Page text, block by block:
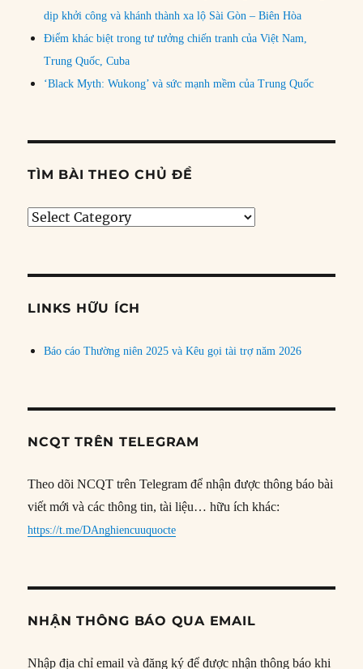
dịp khởi công và khánh thành xa lộ Sài Gòn – Biên Hòa
Điểm khác biệt trong tư tưởng chiến tranh của Việt Nam,
Trung Quốc, Cuba
‘Black Myth: Wukong’ và sức mạnh mềm của Trung Quốc
TÌM BÀI THEO CHỦ ĐỀ
Tìm
đề
LINKS HỮU ÍCH
Báo cáo Thường niên 2025 và Kêu gọi tài trợ năm 2026
NCQT TRÊN TELEGRAM
Theo dõi NCQT trên Telegram để nhận được thông báo bài
viết mới và các thông tin, tài liệu… hữu ích khác:
https://t.me/DAnghiencuuquocte
NHẬN THÔNG BÁO QUA EMAIL
Nhập địa chỉ email và đăng ký để được nhận thông báo khi